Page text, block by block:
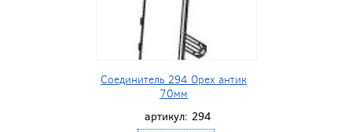
Соединитель 294 Орех антик
70мм
артикул: 294